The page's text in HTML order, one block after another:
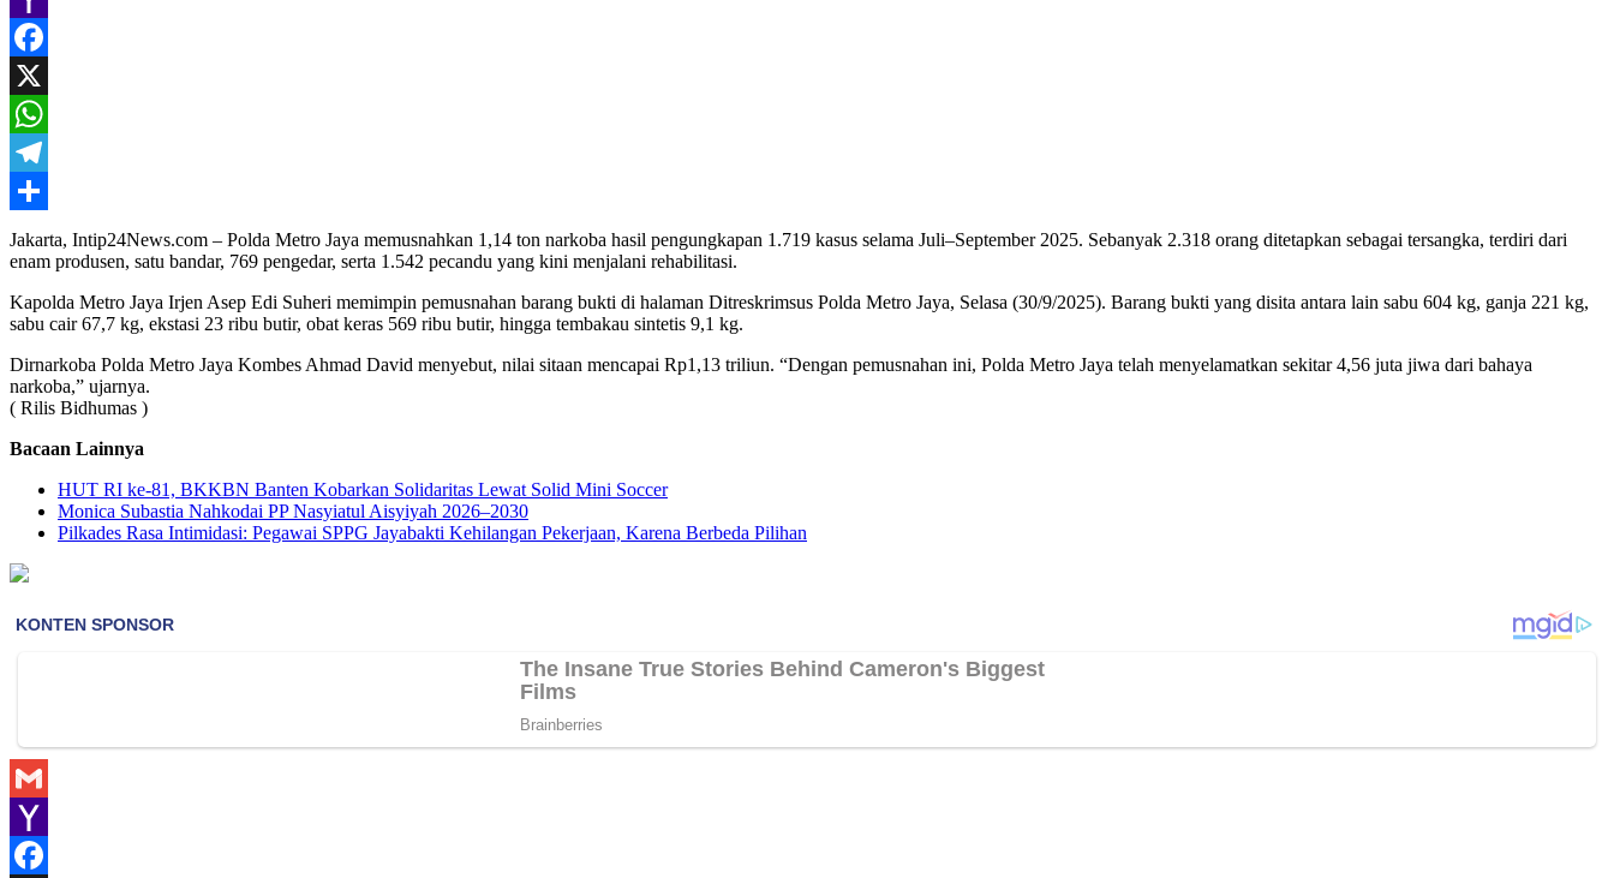
Yahoo
Mail
Facebook
X
WhatsApp
Telegram
Share
Jakarta, Intip24News.com – Polda Metro Jaya memusnahkan 1,14 ton narkoba hasil pengungkapan 1.719 kasus selama Juli–September 2025. Sebanyak 2.318 orang ditetapkan sebagai tersangka, terdiri dari
enam produsen, satu bandar, 769 pengedar, serta 1.542 pecandu yang kini menjalani rehabilitasi.
Kapolda Metro Jaya Irjen Asep Edi Suheri memimpin pemusnahan barang bukti di halaman Ditreskrimsus Polda Metro Jaya, Selasa (30/9/2025). Barang bukti yang disita antara lain sabu 604 kg, ganja 221 kg,
sabu cair 67,7 kg, ekstasi 23 ribu butir, obat keras 569 ribu butir, hingga tembakau sintetis 9,1 kg.
Dirnarkoba Polda Metro Jaya Kombes Ahmad David menyebut, nilai sitaan mencapai Rp1,13 triliun. “Dengan pemusnahan ini, Polda Metro Jaya telah menyelamatkan sekitar 4,56 juta jiwa dari bahaya
narkoba,” ujarnya.
( Rilis Bidhumas )
Bacaan Lainnya
HUT RI ke-81, BKKBN Banten Kobarkan Solidaritas Lewat Solid Mini Soccer
Monica Subastia Nahkodai PP Nasyiatul Aisyiyah 2026–2030
Pilkades Rasa Intimidasi: Pegawai SPPG Jayabakti Kehilangan Pekerjaan, Karena Berbeda Pilihan
Gmail
Yahoo